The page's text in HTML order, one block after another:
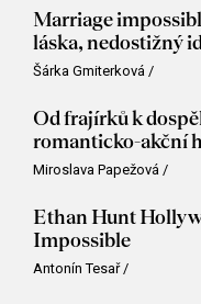
Marriage
láska, nedostižný
Šárka Gmiterková /
Od frajírků k
romanticko-akční
Miroslava Papežová /
Ethan Hunt
Impossible
Antonín Tesař/